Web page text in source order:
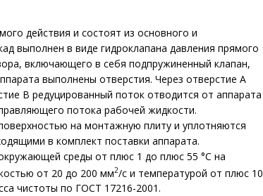
действия и состоят из основного и
выполнен в виде гидроклапана давления прямого
включающего в себя подпружиненный клапан,
выполнены отверстия. Через отверстие А
В редуцированный поток отводится от аппарата
потока рабочей жидкости.
на монтажную плиту и уплотняются
в комплект поставки аппарата.
среды от плюс 1 до плюс 55 °С на
от 20 до 200 мм2/с и температурой от плюс 10
чистоты по ГОСТ 17216-2001.